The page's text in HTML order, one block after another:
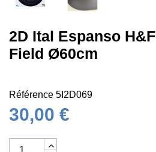
2D Ital Espanso H&F
Field Ø60cm
Référence 5I2D069
30,00 €